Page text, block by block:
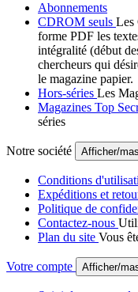
Abonnements
CDROM seuls Les
forme PDF les
intégralité (début
chercheurs qui
le magazine papier.
Hors-séries Les
Magazines Top
séries
Notre société Afficher/
Conditions
Expéditions et
Politique de
Contactez-nous
Plan du site Vous
Votre compte Afficher/